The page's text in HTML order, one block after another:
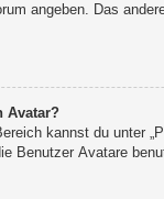
angeben. Das
Avatar?
kannst du unter
Benutzer Avatare